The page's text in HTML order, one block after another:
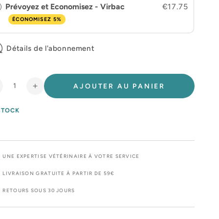
Prévoyez et Economisez - Virbac
ÉCONOMISEZ 5%
€17.75
Détails de l'abonnement
Augmenter
unidoses
AJOUTER AU PANIER
UNE EXPERTISE VÉTÉRINAIRE À VOTRE SERVICE
LIVRAISON GRATUITE À PARTIR DE 59€
RETOURS SOUS 30 JOURS